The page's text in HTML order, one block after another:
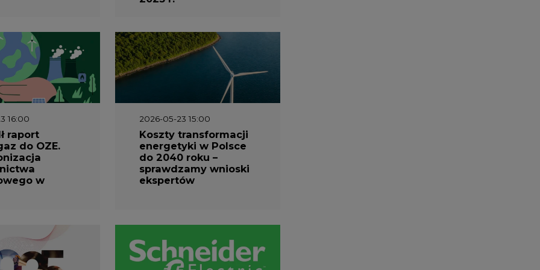
16:00
raport
do OZE.
w
2026-05-23 15:00
Koszty transformacji
energetyki w Polsce
do 2040 roku –
sprawdzamy wnioski
ekspertów